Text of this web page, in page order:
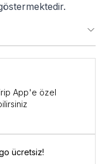
App'e özel
ücretsiz!